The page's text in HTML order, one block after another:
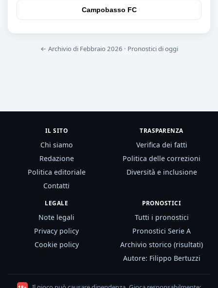
Campobasso FC
← Archivio di Febbraio 2026 · Pronostici di oggi
IL SITO
Chi siamo
Redazione
Politica editoriale
Contatti
TRASPARENZA
Verifica dei fatti
Politica delle correzioni
Diversità e inclusione
LEGALE
Note legali
Privacy policy
Cookie policy
PRONOSTICI
Tutti i pronostici
Pronostici Serie A
Archivio storico (risultati)
Autore: Filippo Bertuzzi